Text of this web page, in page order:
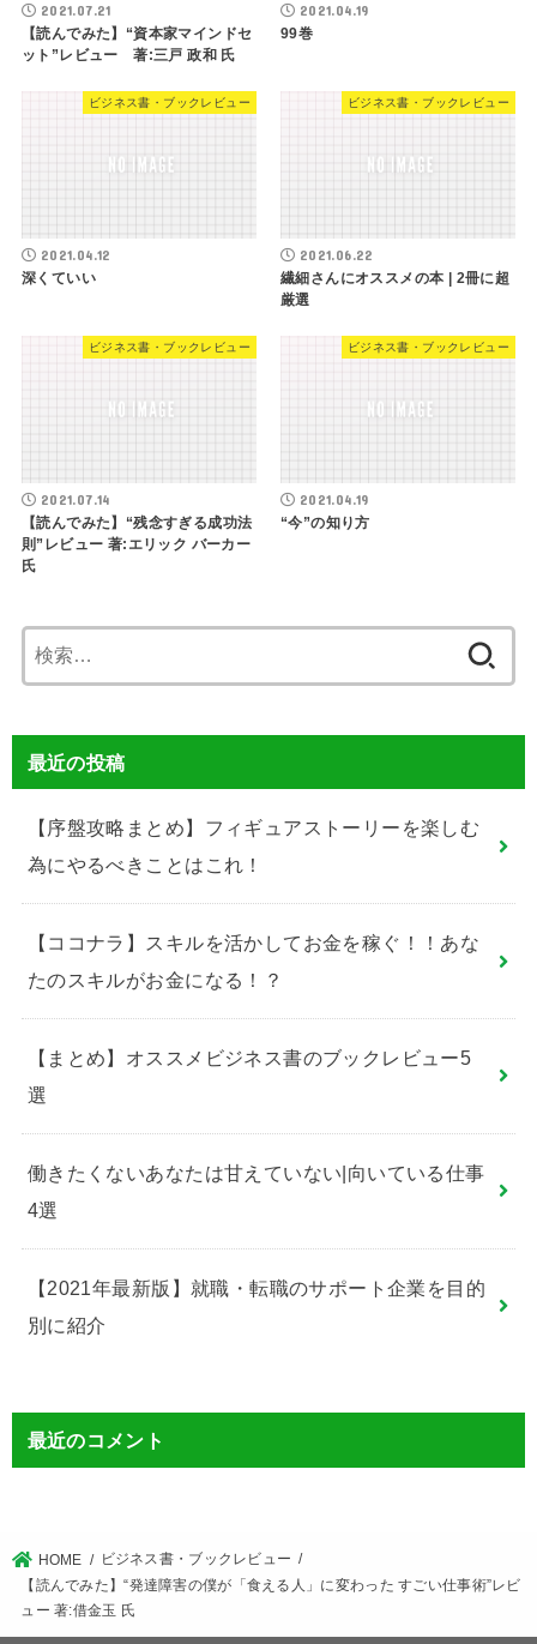
2021.07.21
【読んでみた】“資本家マインドセ
ット”レビュー 著:三戸 政和 氏
2021.04.19
99巻
ビジネス書・ブックレビュー
2021.04.12
深くていい
ビジネス書・ブックレビュー
2021.06.22
繊細さんにオススメの本 | 2冊に超
厳選
ビジネス書・ブックレビュー
2021.07.14
【読んでみた】“残念すぎる成功法
則”レビュー 著:エリック バーカー
氏
ビジネス書・ブックレビュー
2021.04.19
“今”の知り方
索:
最近の投稿
【序盤攻略まとめ】フィギュアストーリーを楽しむ
為にやるべきことはこれ！
【ココナラ】スキルを活かしてお金を稼ぐ！！あな
たのスキルがお金になる！？
【まとめ】オススメビジネス書のブックレビュー5
選
働きたくないあなたは甘えていない|向いている仕事
4選
【2021年最新版】就職・転職のサポート企業を目的
別に紹介
最近のコメント
HOME
ビジネス書・ブックレビュー
【読んでみた】“発達障害の僕が「食える人」に変わった すごい仕事術”レビ
ュー 著:借金玉 氏